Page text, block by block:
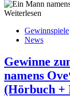
Weiterlesen
Gewinnspiele
News
Gewinne
namens
(Hörbuch